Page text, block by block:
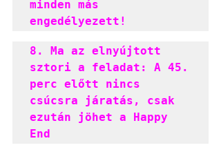
minden más
engedélyezett!
8. Ma az elnyújtott
sztori a feladat: A 45.
perc előtt nincs
csúcsra járatás, csak
ezután jöhet a Happy
End